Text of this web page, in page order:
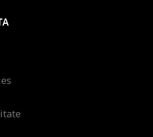
tendinte in moda!